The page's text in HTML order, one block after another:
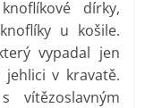
dírky,
u košile.
vypadal jen
v kravatě.
vítězoslavným